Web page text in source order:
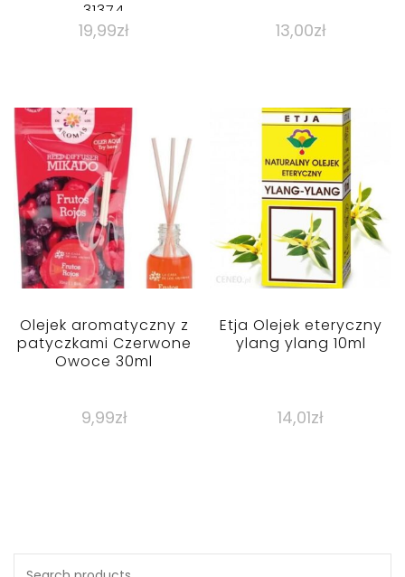
31374
19,99zł 13,00zł
Olejek aromatyczny z
patyczkami Czerwone
Owoce 30ml
9,99zł
Etja Olejek eteryczny
ylang ylang 10ml
14,01zł
Search